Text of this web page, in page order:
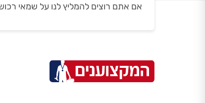
אם אתם רוצים להמליץ לנו על שמאי